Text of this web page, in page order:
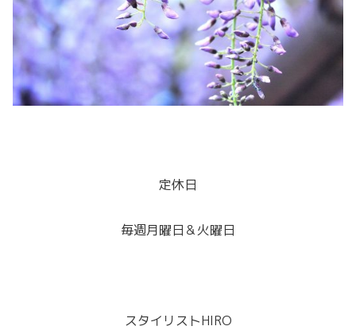
定休日
毎週月曜日＆火曜日
スタイリストHIRO